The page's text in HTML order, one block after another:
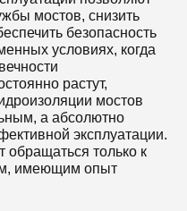
мостов, снизить
безопасность
условиях, когда
растут,
мостов
а абсолютно
эксплуатации.
обращаться только к
имеющим опыт